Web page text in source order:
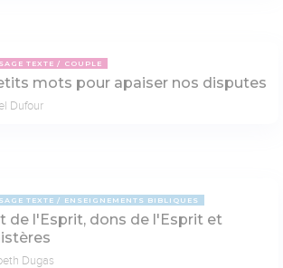
TEXTE COUPLE
mots pour apaiser nos disputes
Dufour
TEXTE ENSEIGNEMENTS BIBLIQUES
de l'Esprit, dons de l'Esprit et
Dugas